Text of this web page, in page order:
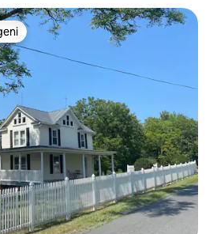
wageni